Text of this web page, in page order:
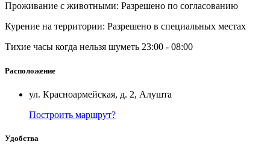
Проживание с животными: Разрешено по согласованию
Курение на территории: Разрешено в специальных местах
Тихие часы когда нельзя шуметь 23:00 - 08:00
Расположение
ул. Красноармейская, д. 2, Алушта
Построить маршрут?
Удобства